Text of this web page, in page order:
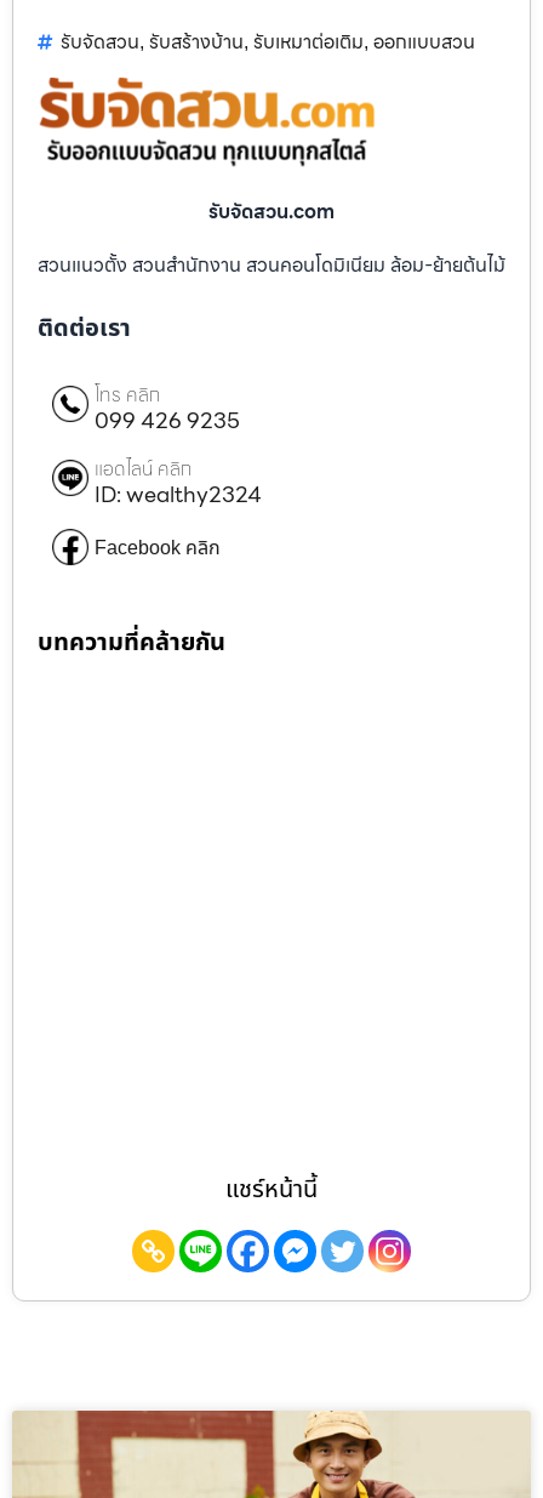
รับจัดสวน, รับสร้างบ้าน, รับเหมาต่อเติม, ออกแบบสวน
รับจัดสวน.com
สวนแนวตั้ง สวนสำนักงาน สวนคอนโดมิเนียม ล้อม-ย้ายต้นไม้
ติดต่อเรา
โทร คลิก
099 426 9235
แอดไลน์ คลิก
ID: wealthy2324
Facebook คลิก
บทความที่คล้ายกัน
แชร์หน้านี้